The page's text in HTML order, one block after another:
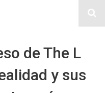
de The L
y sus